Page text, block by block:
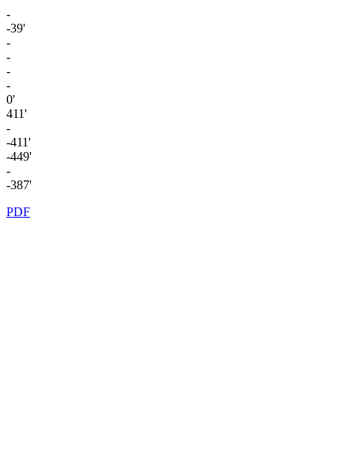
-
-39'
-
-
-
-
0'
411'
-
-411'
-449'
-
-387'
PDF